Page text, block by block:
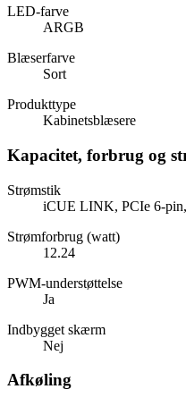
LED-farve
ARGB
Blæserfarve
Sort
Produkttype
Kabinetsblæsere
Kapacitet, forbrug og
Strømstik
iCUE LINK, PCIe 6-
Strømforbrug (watt)
12.24
PWM-understøttelse
Ja
Indbygget skærm
Nej
Afkøling